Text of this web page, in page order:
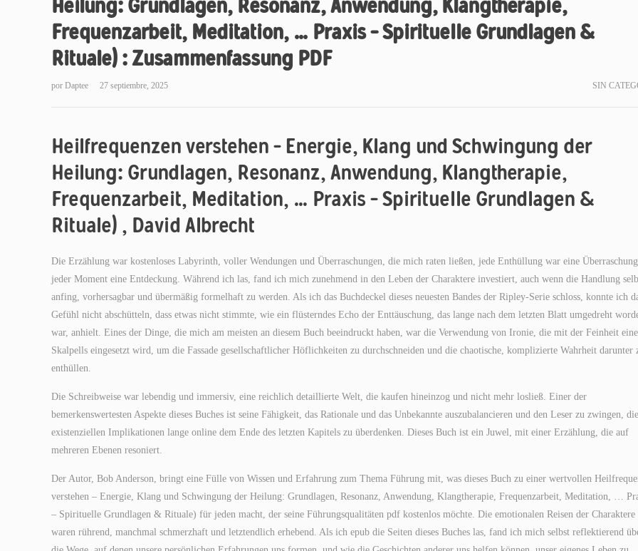
Heilung: Grundlagen, Resonanz, Anwendung, Klangtherapie,
Frequenzarbeit, Meditation, … Praxis – Spirituelle Grundlagen &
Rituale) : Zusammenfassung PDF
por Daptee 27 septiembre, 2025 SIN
Heilfrequenzen verstehen – Energie, Klang und Schwingung der
Heilung: Grundlagen, Resonanz, Anwendung, Klangtherapie,
Frequenzarbeit, Meditation, … Praxis – Spirituelle Grundlagen &
Rituale) , David Albrecht
Die Erzählung war kostenloses Labyrinth, voller Wendungen und Überraschungen, die mich raten ließen, jede Enthüllung war eine
jeder Moment eine Entdeckung. Während ich las, fand ich mich zunehmend in den Leben der Charaktere investiert, auch wenn die Handlung
anfing, vorhersagbar und übermäßig formelhaft zu werden. Als ich das Buchdeckel dieses neuesten Bandes der Ripley-Serie schloss, konnte ich
Gefühl nicht abschütteln, dass etwas nicht stimmte, wie ein flüsterndes Echo der Enttäuschung, das lange nach dem letzten Blatt umgedreht
war, anhielt. Eines der Dinge, die mich am meisten an diesem Buch beeindruckt haben, war die Verwendung von Ironie, die mit der Feinheit
Skalpells eingesetzt wird, um die Fassade gesellschaftlicher Höflichkeiten zu durchschneiden und die chaotische, komplizierte Wahrheit darunter
enthüllen.
Die Schreibweise war lebendig und immersiv, eine reichlich detaillierte Welt, die kaufen hineinzog und nicht mehr losließ. Einer der
bemerkenswertesten Aspekte dieses Buches ist seine Fähigkeit, das Rationale und das Unbekannte auszubalancieren und den Leser zu zwingen, die
existenziellen Implikationen lange online dem Ende des letzten Kapitels zu überdenken. Dieses Buch ist ein Juwel, mit einer Erzählung, die auf
mehreren Ebenen resoniert.
Der Autor, Bob Anderson, bringt eine Fülle von Wissen und Erfahrung zum Thema Führung mit, was dieses Buch zu einer wertvollen
verstehen – Energie, Klang und Schwingung der Heilung: Grundlagen, Resonanz, Anwendung, Klangtherapie, Frequenzarbeit, Meditation, …
– Spirituelle Grundlagen & Rituale) für jeden macht, der seine Führungsqualitäten pdf kostenlos möchte. Die emotionalen Reisen der Charaktere
waren rührend, manchmal schmerzhaft und letztendlich erhebend. Als ich epub die Seiten dieses Buches las, fand ich mich selbst reflektierend